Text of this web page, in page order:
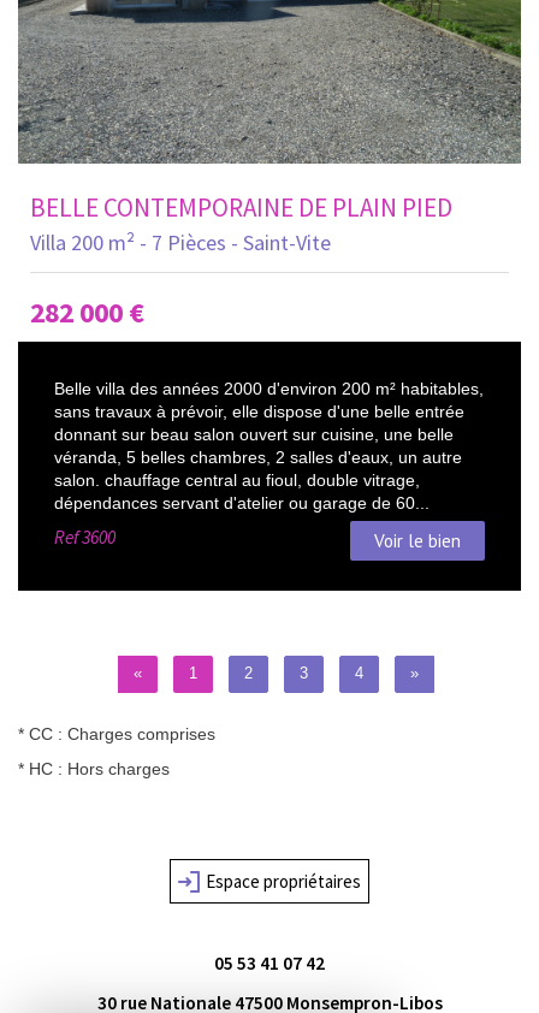
BELLE CONTEMPORAINE DE PLAIN PIED
Villa 200 m² - 7 Pièces - Saint-Vite
282 000 €
Belle villa des années 2000 d'environ 200 m² habitables,
sans travaux à prévoir, elle dispose d'une belle entrée
donnant sur beau salon ouvert sur cuisine, une belle
véranda, 5 belles chambres, 2 salles d'eaux, un autre
salon. chauffage central au fioul, double vitrage,
dépendances servant d'atelier ou garage de 60...
Ref3600 Voir le bien
« 1 2 3 4 »
* CC : Charges comprises
* HC : Hors charges
Espace propriétaires
05 53 41 07 42
30 rue Nationale 47500 Monsempron-Libos